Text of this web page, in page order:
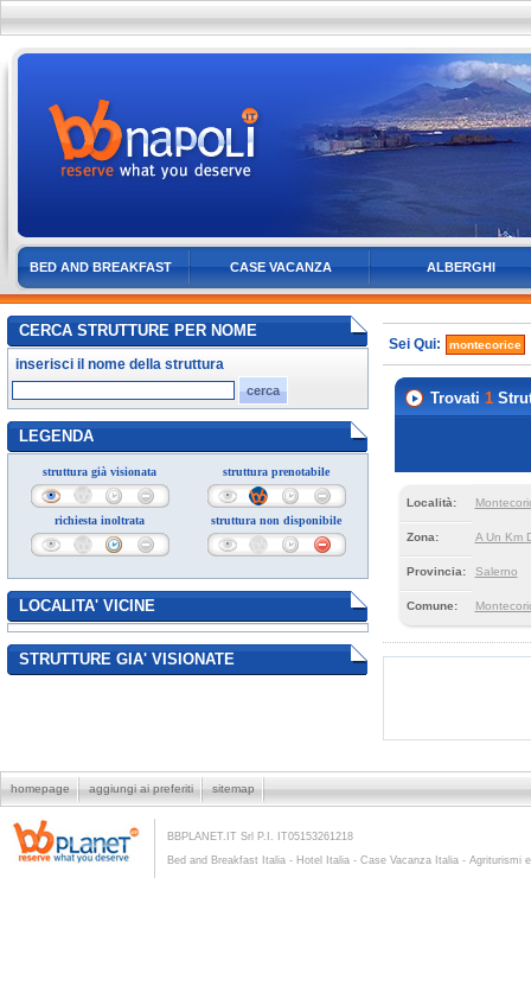
BED AND BREAKFAST CASE VACANZA ALBERGHI
CERCA STRUTTURE PER NOME
inserisci il nome della struttura
LEGENDA
struttura già visionata struttura prenotabile
richiesta inoltrata struttura non disponibile
LOCALITA' VICINE
STRUTTURE GIA' VISIONATE
Sei Qui: montecorice
Trovati 1
Località:
Zona: A Un Km
Provincia: Salerno
Comune:
homepage aggiungi ai preferiti sitemap
BBPLANET.IT Srl P.I. IT05153261218
Bed and Breakfast Italia - Hotel Italia - Case Vacanza Italia - Agriturismi